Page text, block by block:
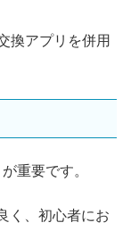
換アプリを併用
重要です。
く、初心者にお